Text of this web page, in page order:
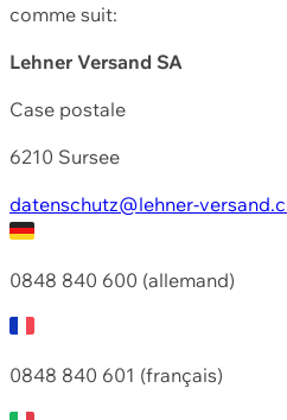
comme suit:
Lehner Versand SA
Case postale
6210 Sursee
datenschutz@lehner-
0848 840 600 (allemand)
0848 840 601 (français)